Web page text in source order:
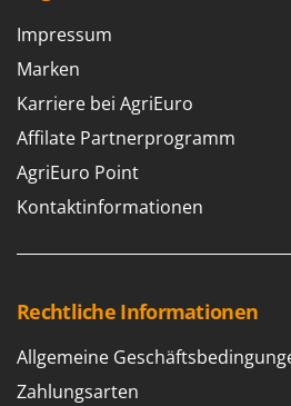
Impressum
Marken
Karriere bei AgriEuro
Affilate Partnerprogramm
AgriEuro Point
Kontaktinformationen
Rechtliche Informationen
Allgemeine
Zahlungsarten